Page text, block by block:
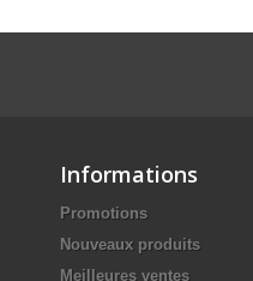
Informations
Promotions
Nouveaux produits
Meilleures ventes